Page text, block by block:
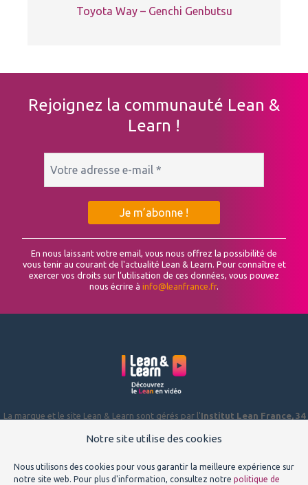
Notre site utilise des cookies
Nous utilisons des cookies pour vous garantir la meilleure expérience sur
notre site web. Pour plus d'information, consultez notre politique de
Toyota Way – Genchi Genbutsu
Rejoignez la communauté Lean &
Learn !
En nous laissant votre email, vous nous offrez la possibilité de
vous tenir au courant de l'actualité Lean & Learn. Pour connaître et
exercer vos droits sur l’utilisation de ces données, vous pouvez
nous écrire à info@leanfrance.fr.
La marque et le site Lean & Learn sont gérés par l'Institut Lean France, 34
déclarée à la préfecture du Loiret sous le numéro W423002186.
info@leanfrance.fr .